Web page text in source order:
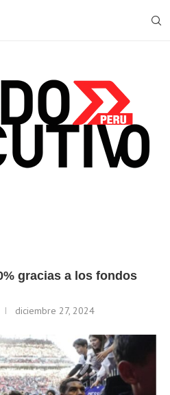
gracias a los fondos
diciembre 27, 2024